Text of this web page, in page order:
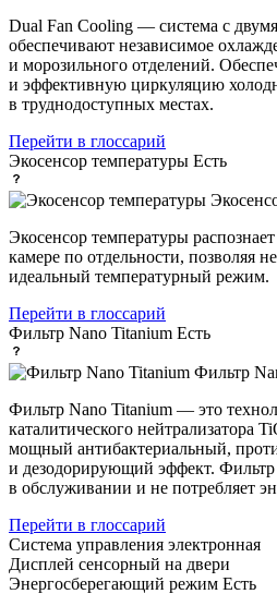
Dual Fan Cooling — система с
обеспечивают независимое
и морозильного отделений.
и эффективную циркуляцию
в труднодоступных местах.
Перейти в глоссарий
Экосенсор температуры Есть
Экосенсор температуры
камере по отдельности, позволяя
идеальный температурный режим.
Перейти в глоссарий
Фильтр Nano Titanium Есть
Фильтр
Фильтр Nano Titanium — это
каталитического нейтрализатора
мощный антибактериальный,
и дезодорирующий эффект. Фильтр
в обслуживании и не потребляет
Перейти в глоссарий
Система управления электронная
Дисплей сенсорный на двери
Энергосберегающий режим Есть